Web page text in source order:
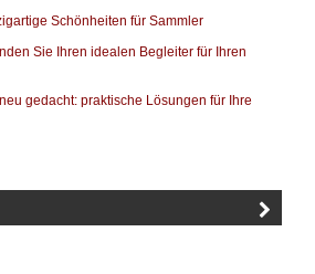
Schönheiten für Sammler
Sie Ihren idealen Begleiter für Ihren
gedacht: praktische Lösungen für Ihre